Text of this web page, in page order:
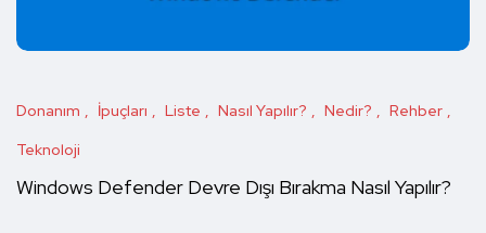
Donanım İpuçları Liste Nasıl Yapılır? Nedir?
Rehber
Teknoloji
Windows Defender Devre Dışı Bırakma Nasıl Yapılır?